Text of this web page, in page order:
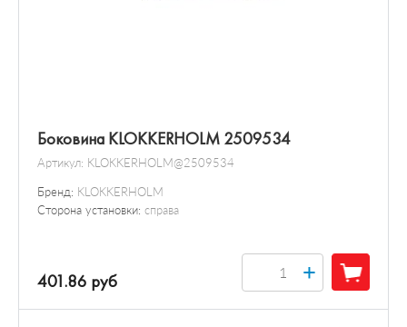
Боковина KLOKKERHOLM 2509534
Артикул: KLOKKERHOLM@2509534
Бренд: KLOKKERHOLM
Сторона установки: справа
401.86 руб +